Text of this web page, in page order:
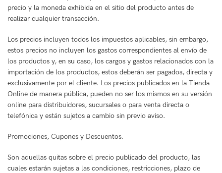
precio y la moneda exhibida en el sitio del producto antes de
realizar cualquier transacción.
Los precios incluyen todos los impuestos aplicables, sin embargo,
estos precios no incluyen los gastos correspondientes al envío de
los productos y, en su caso, los cargos y gastos relacionados con la
importación de los productos, estos deberán ser pagados, directa y
exclusivamente por el cliente. Los precios publicados en la Tienda
Online de manera pública, pueden no ser los mismos en su versión
online para distribuidores, sucursales o para venta directa o
telefónica y están sujetos a cambio sin previo aviso.
Promociones, Cupones y Descuentos.
Son aquellas quitas sobre el precio publicado del producto, las
cuales estarán sujetas a las condiciones, restricciones, plazo de